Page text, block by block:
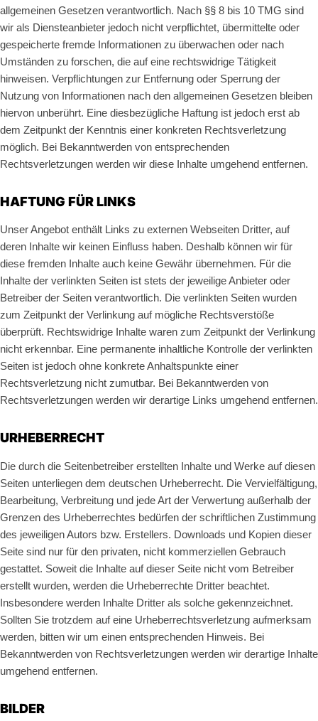
allgemeinen Gesetzen verantwortlich. Nach §§ 8 bis 10 TMG sind
wir als Diensteanbieter jedoch nicht verpflichtet, übermittelte oder
gespeicherte fremde Informationen zu überwachen oder nach
Umständen zu forschen, die auf eine rechtswidrige Tätigkeit
hinweisen. Verpflichtungen zur Entfernung oder Sperrung der
Nutzung von Informationen nach den allgemeinen Gesetzen bleiben
hiervon unberührt. Eine diesbezügliche Haftung ist jedoch erst ab
dem Zeitpunkt der Kenntnis einer konkreten Rechtsverletzung
möglich. Bei Bekanntwerden von entsprechenden
Rechtsverletzungen werden wir diese Inhalte umgehend entfernen.
HAFTUNG FÜR LINKS
Unser Angebot enthält Links zu externen Webseiten Dritter, auf
deren Inhalte wir keinen Einfluss haben. Deshalb können wir für
diese fremden Inhalte auch keine Gewähr übernehmen. Für die
Inhalte der verlinkten Seiten ist stets der jeweilige Anbieter oder
Betreiber der Seiten verantwortlich. Die verlinkten Seiten wurden
zum Zeitpunkt der Verlinkung auf mögliche Rechtsverstöße
überprüft. Rechtswidrige Inhalte waren zum Zeitpunkt der Verlinkung
nicht erkennbar. Eine permanente inhaltliche Kontrolle der verlinkten
Seiten ist jedoch ohne konkrete Anhaltspunkte einer
Rechtsverletzung nicht zumutbar. Bei Bekanntwerden von
Rechtsverletzungen werden wir derartige Links umgehend entfernen.
URHEBERRECHT
Die durch die Seitenbetreiber erstellten Inhalte und Werke auf diesen
Seiten unterliegen dem deutschen Urheberrecht. Die Vervielfältigung,
Bearbeitung, Verbreitung und jede Art der Verwertung außerhalb der
Grenzen des Urheberrechtes bedürfen der schriftlichen Zustimmung
des jeweiligen Autors bzw. Erstellers. Downloads und Kopien dieser
Seite sind nur für den privaten, nicht kommerziellen Gebrauch
gestattet. Soweit die Inhalte auf dieser Seite nicht vom Betreiber
erstellt wurden, werden die Urheberrechte Dritter beachtet.
Insbesondere werden Inhalte Dritter als solche gekennzeichnet.
Sollten Sie trotzdem auf eine Urheberrechtsverletzung aufmerksam
werden, bitten wir um einen entsprechenden Hinweis. Bei
Bekanntwerden von Rechtsverletzungen werden wir derartige Inhalte
umgehend entfernen.
BILDER